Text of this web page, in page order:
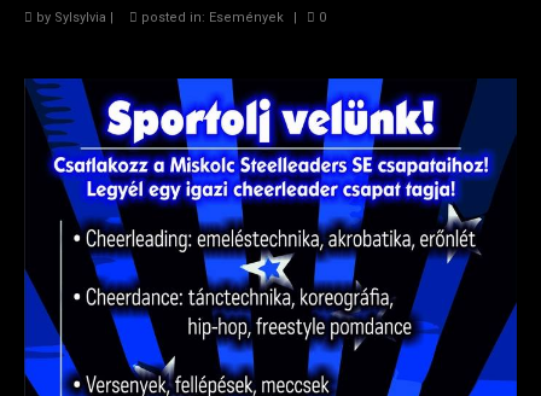
Sportágaink
Cheerdance
Csapataink
Galéria
by Sylsylvia | posted in: Események | 0